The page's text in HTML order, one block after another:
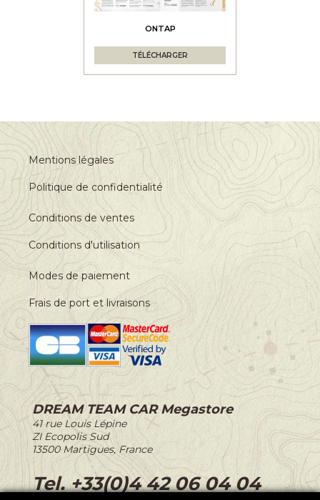
ONTAP
TÉLÉCHARGER
Mentions légales
Politique de confidentialité
Conditions de ventes
Conditions d'utilisation
Modes de paiement
Frais de port et livraisons
DREAM TEAM CAR Megastore
-41 rue Louis Lépine
-
ZI Ecopolis Sud
-13500 Martigues, France
Tel. +33(0)4 42 06 04 04